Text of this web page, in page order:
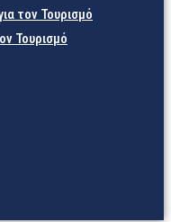
τον Τουρισμό
Τουρισμό